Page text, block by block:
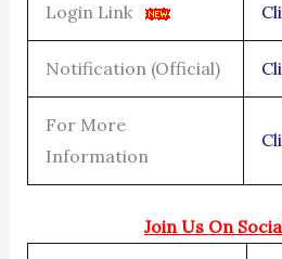
Login Link
Notification (Official)
For More
Information
Join Us On